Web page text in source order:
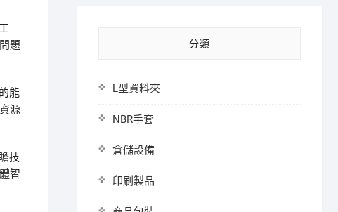
題
能
源
技
智
分類
L型資料夾
NBR手套
倉儲設備
印刷製品